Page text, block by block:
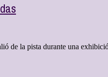
de la pista durante una